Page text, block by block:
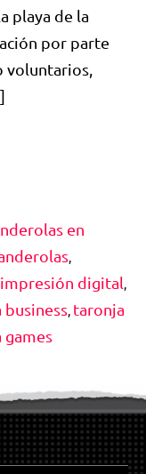
playa de la
por parte
voluntarios,
en
,
impresión digital,
business, taronja
games